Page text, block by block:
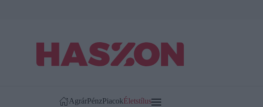
AgrárPénzPiacokÉletstílus